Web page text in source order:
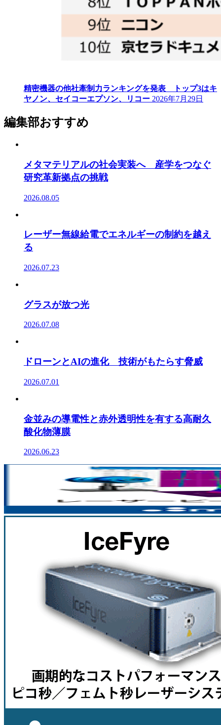
精密機器の他社牽制力ランキングを発表 トップ3はキ
ヤノン、セイコーエプソン、リコー 2026年7月29日
編集部おすすめ
メタマテリアルの社会実装へ 産学をつなぐ
研究革新拠点の挑戦
2026.08.05
レーザー無線給電でエネルギーの制約を越え
る
2026.07.23
グラスが放つ光
2026.07.08
ドローンとAIの進化 技術がもたらす脅威
2026.07.01
金並みの導電性と赤外透明性を有する高耐久
酸化物薄膜
2026.06.23